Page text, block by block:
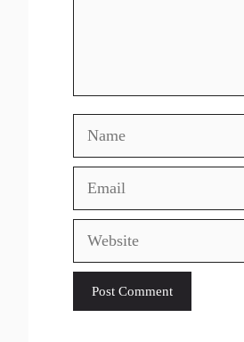
Name
Email
Website